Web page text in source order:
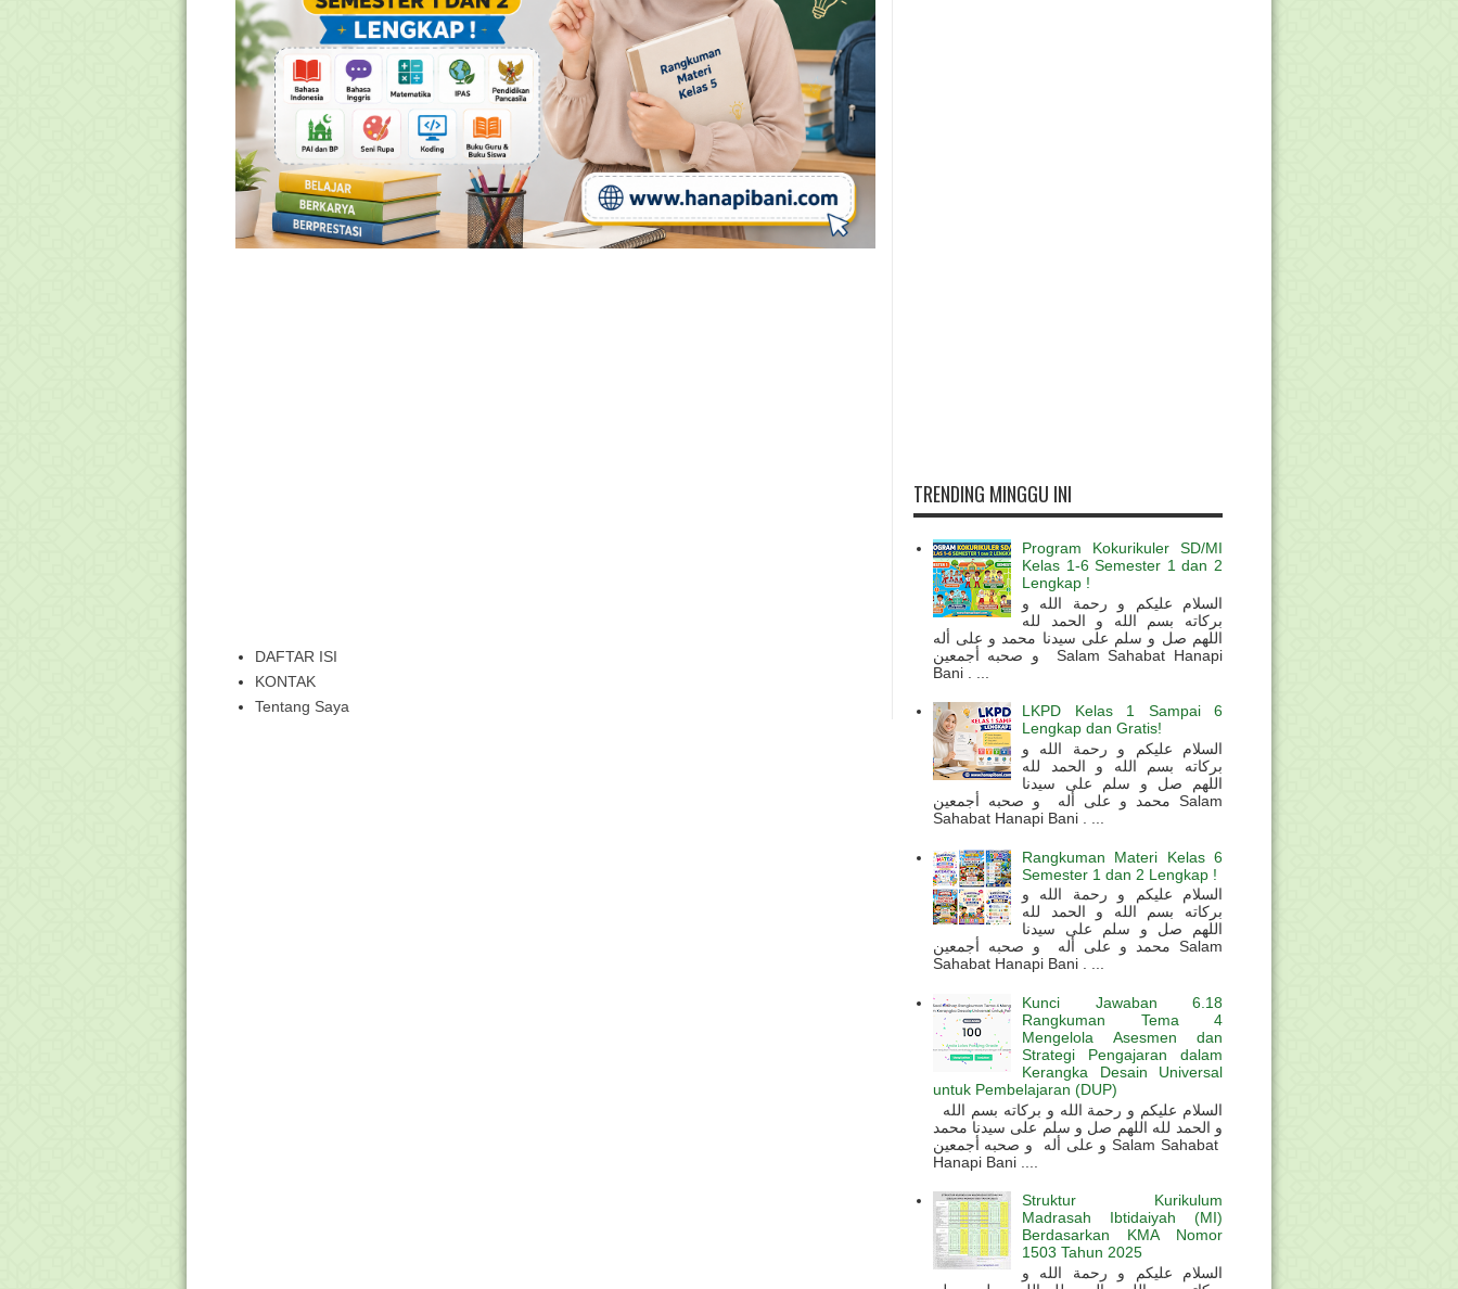
DAFTAR ISI
KONTAK
Tentang Saya
TRENDING MINGGU INI
Program Kokurikuler SD/MI
Kelas 1-6 Semester 1 dan 2
Lengkap !
السلام عليكم و رحمة الله و
بركاته بسم الله و الحمد لله
اللهم صل و سلم على سيدنا محمد و على أله
و صحبه أجمعين Salam Sahabat Hanapi
Bani . ...
LKPD Kelas 1 Sampai 6
Lengkap dan Gratis!
السلام عليكم و رحمة الله و
بركاته بسم الله و الحمد لله
اللهم صل و سلم على سيدنا
محمد و على أله و صحبه أجمعين Salam
Sahabat Hanapi Bani . ...
Rangkuman Materi Kelas 6
Semester 1 dan 2 Lengkap !
السلام عليكم و رحمة الله و
بركاته بسم الله و الحمد لله
اللهم صل و سلم على سيدنا
محمد و على أله و صحبه أجمعين Salam
Sahabat Hanapi Bani . ...
Kunci Jawaban 6.18
Rangkuman Tema 4
Mengelola Asesmen dan
Strategi Pengajaran dalam
Kerangka Desain Universal
untuk Pembelajaran (DUP)
و الحمد لله اللهم صل و سلم على سيدنا محمد
و على أله و صحبه أجمعين Salam Sahabat
Hanapi Bani ....
Struktur Kurikulum
Madrasah Ibtidaiyah (MI)
Berdasarkan KMA Nomor
1503 Tahun 2025
السلام عليكم و رحمة الله و